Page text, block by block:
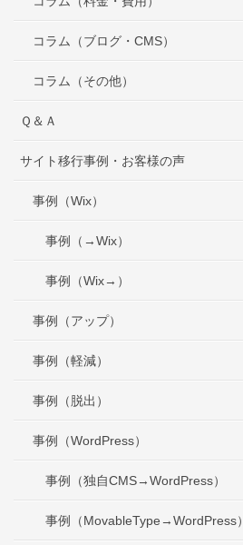
コラム（ブログ・CMS）
コラム（その他）
Ｑ＆Ａ
サイト移行事例・お客様の声
事例（Wix）
事例（→Wix）
事例（Wix→）
事例（アップ）
事例（軽減）
事例（脱出）
事例（WordPress）
事例（独自CMS→WordPress）
事例（MovableType→WordPress）